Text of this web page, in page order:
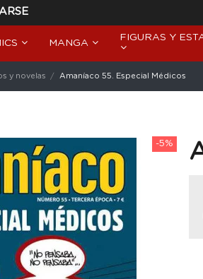
MANGA
FIGURAS Y
y novelas Amaníaco 55. Especial Médicos
-5%